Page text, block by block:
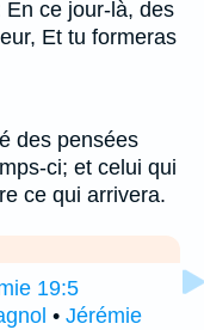
En ce jour-là, des
Et tu formeras
des pensées
ci; et celui qui
ce qui arrivera.
19:5
• Jérémie